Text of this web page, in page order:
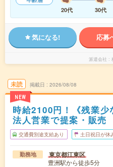
20代
30代
気になる! 応募
派遣会社
未読
NEW
掲載日 2026/08/08
時給2100円！《残業
法人営業で提案・販売
交通費別途支給あり 土日祝日が休
勤務地 東京都江東区
豊洲駅から徒歩5分